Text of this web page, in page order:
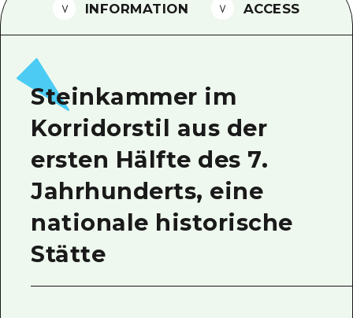
FAQs
Foto-Download
Transportinformationen bei
INFORMATION ACCESS
Steinkammer im
Korridorstil aus der
ersten Hälfte des 7.
Jahrhunderts, eine
nationale historische
Stätte